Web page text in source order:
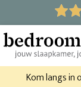
Kom langs in